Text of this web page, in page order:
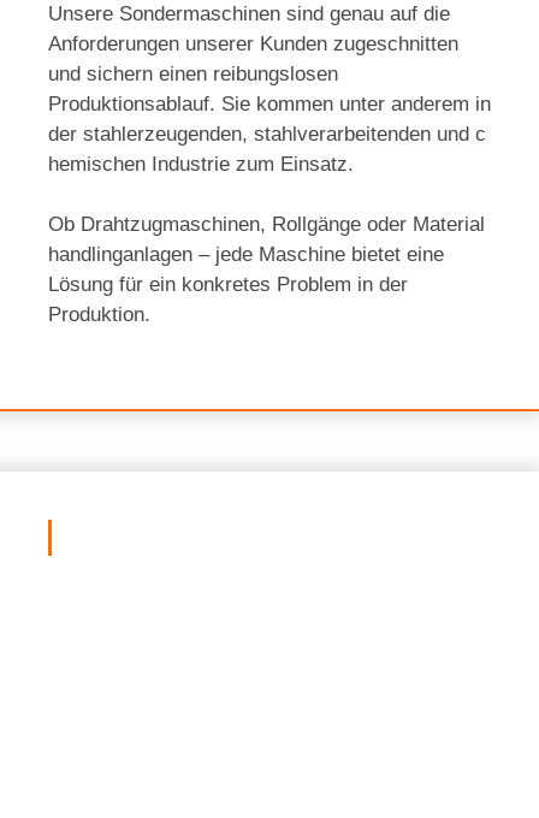
Unsere Sondermaschinen sind genau auf die
Anforderungen unserer Kunden zugeschnitten
und sichern einen reibungslosen
Produktionsablauf. Sie kommen unter anderem in
der stahlerzeugenden, stahlverarbeitenden und c
hemischen Industrie zum Einsatz.
Ob Drahtzugmaschinen, Rollgänge oder Material
handlinganlagen – jede Maschine bietet eine
Lösung für ein konkretes Problem in der
Produktion.